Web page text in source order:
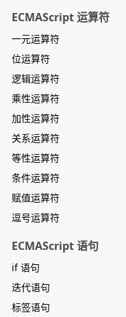
ECMAScript 运算符
一元运算符
位运算符
逻辑运算符
乘性运算符
加性运算符
关系运算符
等性运算符
条件运算符
赋值运算符
逗号运算符
ECMAScript 语句
if 语句
迭代语句
标签语句